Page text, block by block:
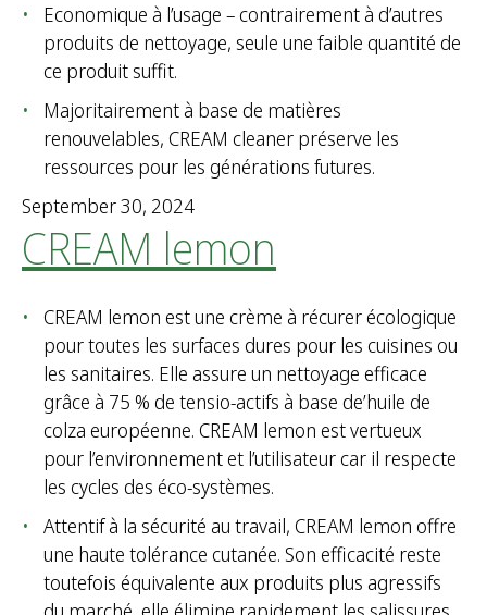
Economique à l’usage – contrairement à d’autres
produits de nettoyage, seule une faible quantité de
ce produit suffit.
Majoritairement à base de matières
renouvelables, CREAM cleaner préserve les
ressources pour les générations futures.
September 30, 2024
CREAM lemon
CREAM lemon est une crème à récurer écologique
pour toutes les surfaces dures pour les cuisines ou
les sanitaires. Elle assure un nettoyage efficace
grâce à 75 % de tensio-actifs à base de’huile de
colza européenne. CREAM lemon est vertueux
pour l’environnement et l’utilisateur car il respecte
les cycles des éco-systèmes.
Attentif à la sécurité au travail, CREAM lemon offre
une haute tolérance cutanée. Son efficacité reste
toutefois équivalente aux produits plus agressifs